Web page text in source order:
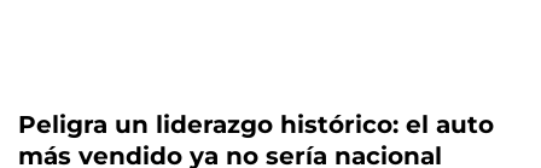
Peligra un liderazgo histórico: el auto
más vendido ya no sería nacional